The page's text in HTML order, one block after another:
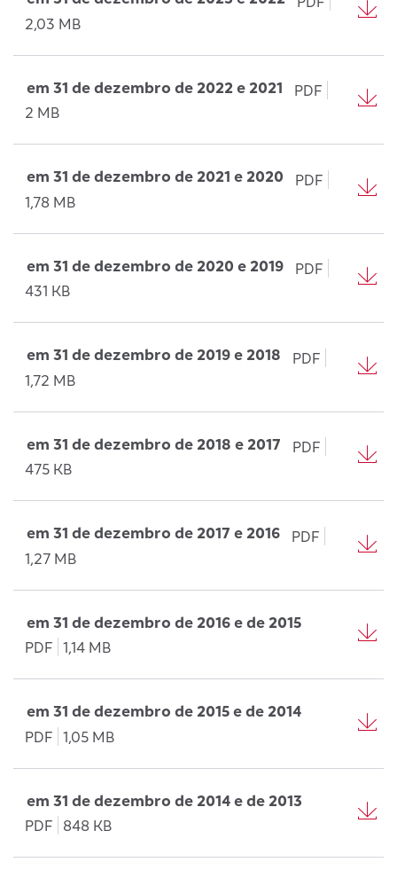
2,03 MB
em 31 de dezembro de 2022 e 2021
PDF
2 MB
em 31 de dezembro de 2021 e 2020
PDF
1,78 MB
em 31 de dezembro de 2020 e 2019
PDF
431 KB
em 31 de dezembro de 2019 e 2018
PDF
1,72 MB
em 31 de dezembro de 2018 e 2017
PDF
475 KB
em 31 de dezembro de 2017 e 2016
PDF
1,27 MB
em 31 de dezembro de 2016 e de 2015
PDF 1,14 MB
em 31 de dezembro de 2015 e de 2014
PDF 1,05 MB
em 31 de dezembro de 2014 e de 2013
PDF
848 KB